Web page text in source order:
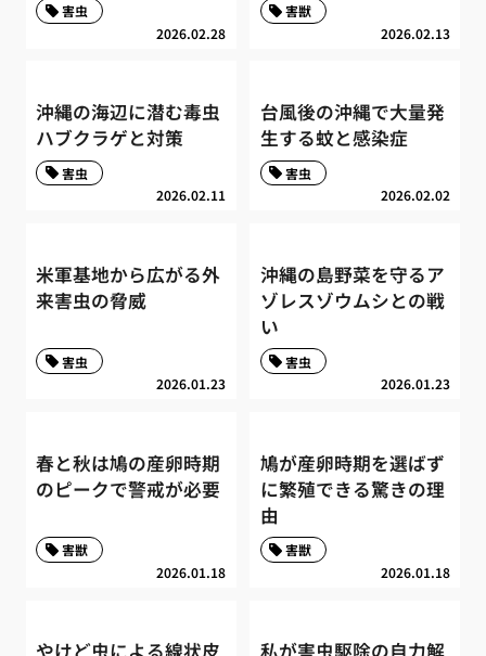
2026.02.28
害虫
2026.02.13
害獣
沖縄の海辺に潜む毒虫
ハブクラゲと対策
2026.02.11
害虫
台風後の沖縄で大量発
生する蚊と感染症
2026.02.02
害虫
米軍基地から広がる外
来害虫の脅威
2026.01.23
害虫
沖縄の島野菜を守るア
ゾレスゾウムシとの戦
い
2026.01.23
害虫
春と秋は鳩の産卵時期
のピークで警戒が必要
2026.01.18
害獣
鳩が産卵時期を選ばず
に繁殖できる驚きの理
由
2026.01.18
害獣